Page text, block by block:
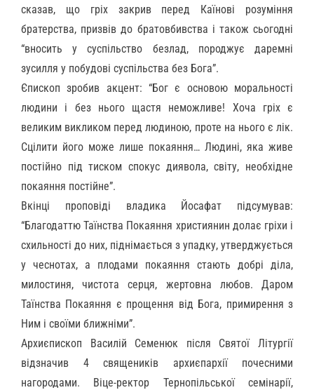
сказав, що гріх закрив перед Каїнові розуміння
братерства, призвів до братовбивства і також сьогодні
“вносить у суспільство безлад, породжує даремні
зусилля у побудові суспільства без Бога”.
Єпископ зробив акцент: “Бог є основою моральності
людини і без нього щастя неможливе! Хоча гріх є
великим викликом перед людиною, проте на нього є лік.
Сцілити його може лише покаяння… Людині, яка живе
постійно під тиском спокус диявола, світу, необхідне
покаяння постійне”.
Вкінці проповіді владика Йосафат підсумував:
“Благодаттю Таїнства Покаяння християнин долає гріхи і
схильності до них, піднімається з упадку, утверджується
у чеснотах, а плодами покаяння стають добрі діла,
милостиня, чистота серця, жертовна любов. Даром
Таїнства Покаяння є прощення від Бога, примирення з
Ним і своїми ближніми”.
Архиєпископ Василій Семенюк після Святої Літургії
відзначив 4 священиків архиєпархії почесними
нагородами. Віце-ректор Тернопільської семінарії,